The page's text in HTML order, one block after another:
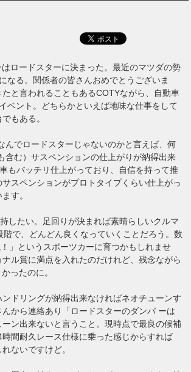
ロードスターに決まった。最近のマツダの勢
なる。関係者の皆さんおめでとうございま
と言われることもあるCOTYながら、自動車
ベント。どちらかといえば地味な仕事をして
もある。
んでロードスターじゃないのかと言えば、何
含む）サスペンションの仕上がりが納得出来
もバッチリ仕上がっており、自信を持って推
スペンションがプロトタイプくらい仕上がっ
す。
したい。足回りが決まれば素晴らしいクルマ
で、どんどん良くなっていくことだろう。数
」というスポーツカーに育つかもしれませ
ル賞に満点を入れたのだけれど、残念ながら
ったのに。
ドリングが納得出来なければネオチューンす
から連絡あり「ロードスターのダンパ ーは
ン出来ないと言うこと。現時点で最良の候補
間耐久レース仕様に乗った感じからすれば
ないですけど。